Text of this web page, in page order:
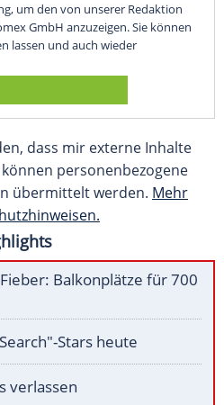
um den von unserer Redaktion
GmbH anzuzeigen. Sie können
lassen und auch wieder
dass mir externe Inhalte
personenbezogene
übermittelt werden. Mehr
Balkonplätze für 700
Stars heute
verlassen